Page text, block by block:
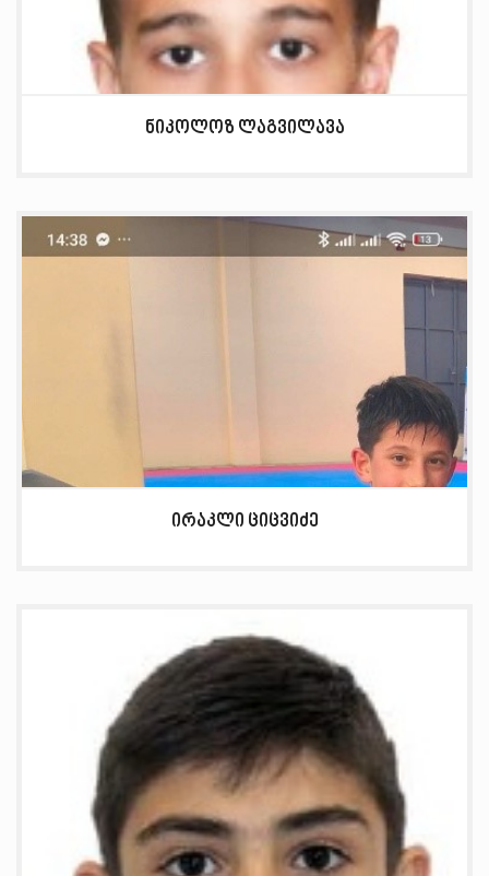
ნიკოლოზ ლაგვილავა
ირაკლი ციცვიძე